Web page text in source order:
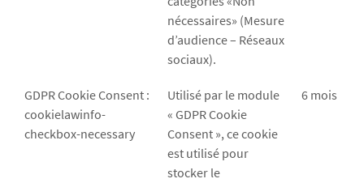
nécessaires» (Mesure
d’audience – Réseaux
sociaux).
GDPR Cookie Consent :
cookielawinfo-
checkbox-necessary
Utilisé par le module
« GDPR Cookie
Consent », ce cookie
est utilisé pour
stocker le
6 mois